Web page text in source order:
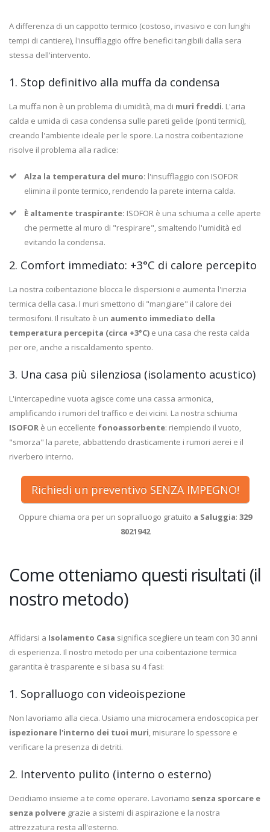
A differenza di un cappotto termico (costoso, invasivo e con lunghi
tempi di cantiere), l'insufflaggio offre benefici tangibili dalla sera
stessa dell'intervento.
1. Stop definitivo alla muffa da condensa
La muffa non è un problema di umidità, ma di muri freddi. L'aria
calda e umida di casa condensa sulle pareti gelide (ponti termici),
creando l'ambiente ideale per le spore. La nostra coibentazione
risolve il problema alla radice:
Alza la temperatura del muro: l'insufflaggio con ISOFOR
elimina il ponte termico, rendendo la parete interna calda.
È altamente traspirante: ISOFOR è una schiuma a celle aperte
che permette al muro di "respirare", smaltendo l'umidità ed
evitando la condensa.
2. Comfort immediato: +3°C di calore percepito
La nostra coibentazione blocca le dispersioni e aumenta l'inerzia
termica della casa. I muri smettono di "mangiare" il calore dei
termosifoni. Il risultato è un aumento immediato della
temperatura percepita (circa +3°C) e una casa che resta calda
per ore, anche a riscaldamento spento.
3. Una casa più silenziosa (isolamento acustico)
L'intercapedine vuota agisce come una cassa armonica,
amplificando i rumori del traffico e dei vicini. La nostra schiuma
ISOFOR è un eccellente fonoassorbente: riempiendo il vuoto,
"smorza" la parete, abbattendo drasticamente i rumori aerei e il
riverbero interno.
Richiedi un preventivo SENZA IMPEGNO!
Oppure chiama ora per un sopralluogo gratuito a Saluggia: 329
8021942
Come otteniamo questi risultati (il
nostro metodo)
Affidarsi a Isolamento Casa significa scegliere un team con 30 anni
di esperienza. Il nostro metodo per una coibentazione termica
garantita è trasparente e si basa su 4 fasi:
1. Sopralluogo con videoispezione
Non lavoriamo alla cieca. Usiamo una microcamera endoscopica per
ispezionare l'interno dei tuoi muri, misurare lo spessore e
verificare la presenza di detriti.
2. Intervento pulito (interno o esterno)
Decidiamo insieme a te come operare. Lavoriamo senza sporcare e
senza polvere grazie a sistemi di aspirazione e la nostra
attrezzatura resta all'esterno.